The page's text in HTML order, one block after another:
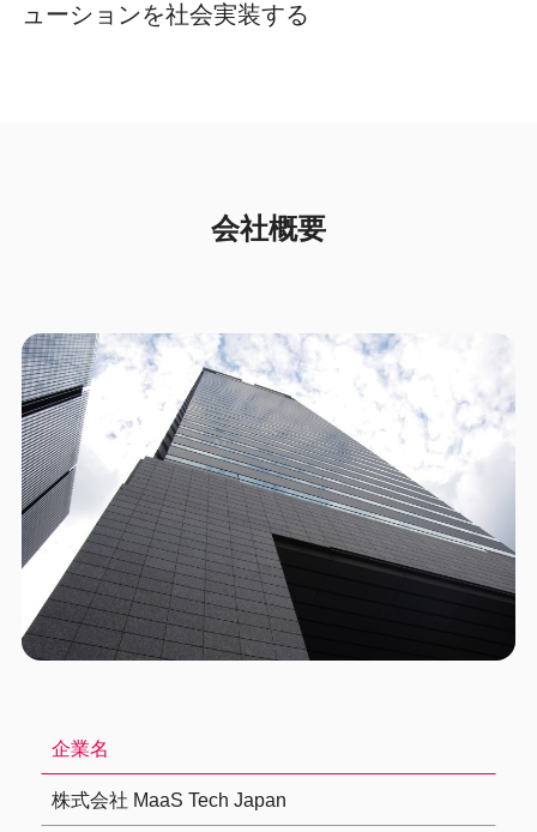
ューションを社会実装する
会社概要
企業名
株式会社 MaaS Tech Japan